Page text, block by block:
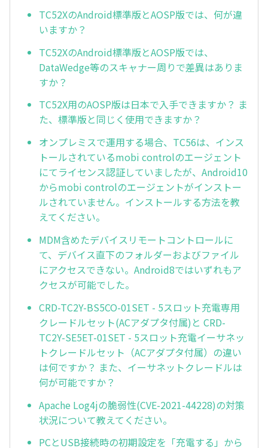
TC52XのAndroid標準版とAOSP版では、何が違
いますか？
TC52XのAndroid標準版とAOSP版では、
DataWedge等のスキャナー周りで差異はありま
すか？
TC52X用のAOSP版は日本で入手できますか？ ま
た、標準版と同じく使用できますか？
オンプレミスで運用する場合、TC56は、インス
トールされているmobi controlのエージェント
にてライセンス認証していましたが、Android10
からmobi controlのエージェントがインストー
ルされていません。インストールする方法を教
えてください。
MDM含めたデバイスリモートコントロールに
て、デバイス直下のフォルダーおよびファイル
にアクセスできない。Android8ではいずれもア
クセスが可能でした。
CRD-TC2Y-BS5CO-01SET - 5スロット充電専用
クレードルセット(ACアダプタ付属)と CRD-
TC2Y-SE5ET-01SET - 5スロット充電イーサネッ
トクレードルセット（ACアダプタ付属）の違い
は何ですか？ また、イーサネットクレードルは
何が可能ですか？
Apache Log4jの脆弱性(CVE-2021-44228)の対策
状況について教えてください。
PCとUSB接続時の初期設定を「充電する」から